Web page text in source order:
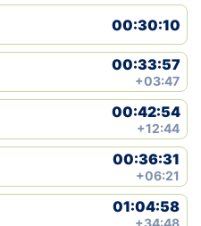
00:30:10
00:33:57
+03:47
00:42:54
+12:44
00:36:31
+06:21
01:04:58
+34:48